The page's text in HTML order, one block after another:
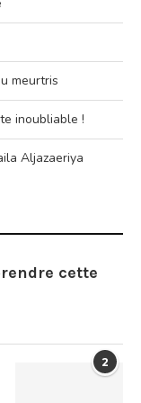
meurtris
inoubliable !
Aljazaeriya
cette
2